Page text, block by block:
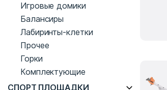
Игровые домики
Балансиры
Лабиринты-клетки
Прочее
Горки
Комплектующие
СПОРТ ПЛОЩАДКИ